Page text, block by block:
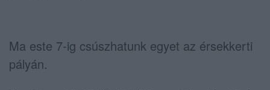
Ma este 7-ig csúszhatunk egyet az érsekkerti
pályán.